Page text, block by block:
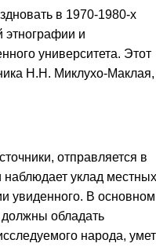
в 1970-1980-х
этнографии и
университета. Этот
Н.Н. Миклухо-Маклая,
отправляется в
уклад местных
увиденного. В основном
обладать
народа,